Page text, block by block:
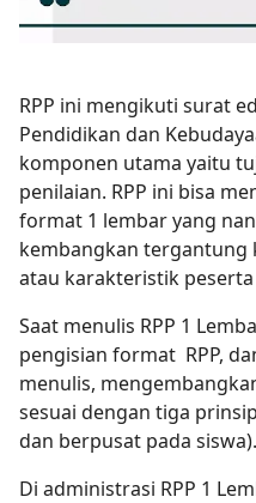
RPP ini mengikuti surat
Pendidikan dan
komponen utama yaitu
penilaian. RPP ini bisa
format 1 lembar yang
kembangkan
atau karakteristik
Saat menulis RPP 1
pengisian format RPP,
menulis,
sesuai dengan tiga
dan berpusat pada siswa).
Di administrasi RPP 1